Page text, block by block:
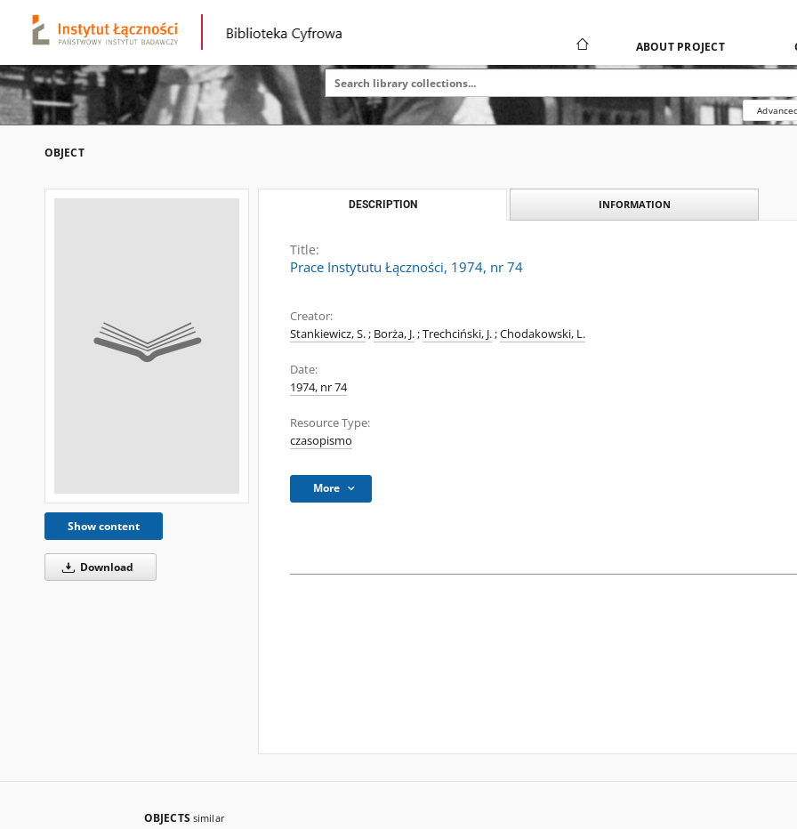
ABOUT PROJECT
OBJECT
Show content
Download
DESCRIPTION INFORMATION
Title:
Prace Instytutu Łączności, 1974, nr 74
Creator:
Stankiewicz, S.; Borża, J.;Trechciński, J.;Chodakowski, L.
Date:
1974, nr 74
Resource Type:
czasopismo
More
OBJECTS similar